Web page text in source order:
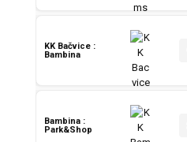
KK Bačvice :
Bambina
Bambina :
Park&Shop